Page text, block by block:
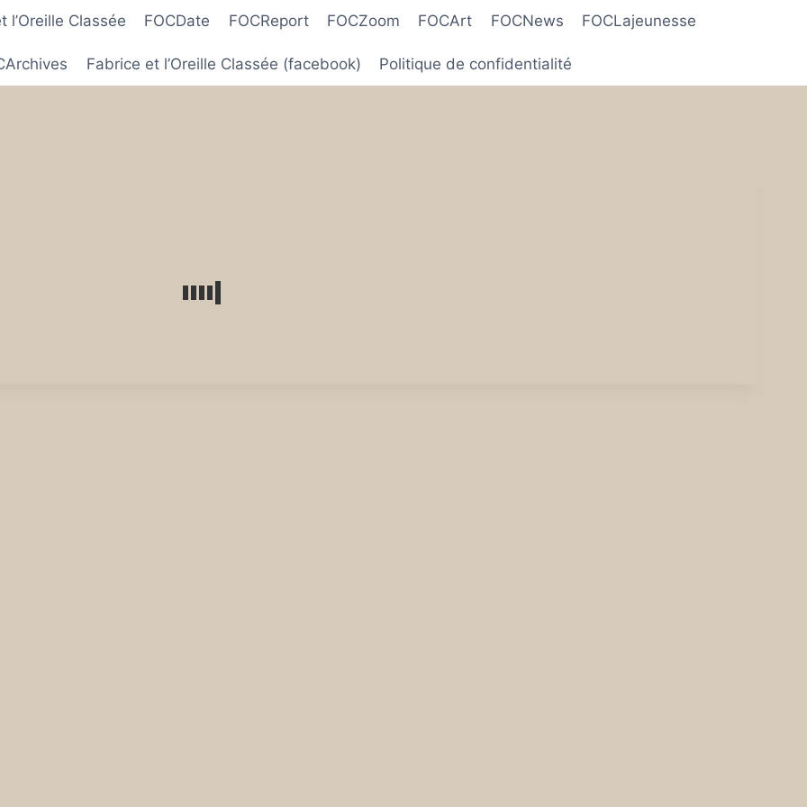
l’Oreille Classée FOCDate FOCReport FOCZoom FOCArt FOCNews FOCLajeunesse
Fabrice et l’Oreille Classée (facebook) Politique de confidentialité